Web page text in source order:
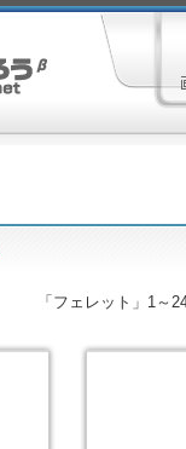
「フェレット」1～